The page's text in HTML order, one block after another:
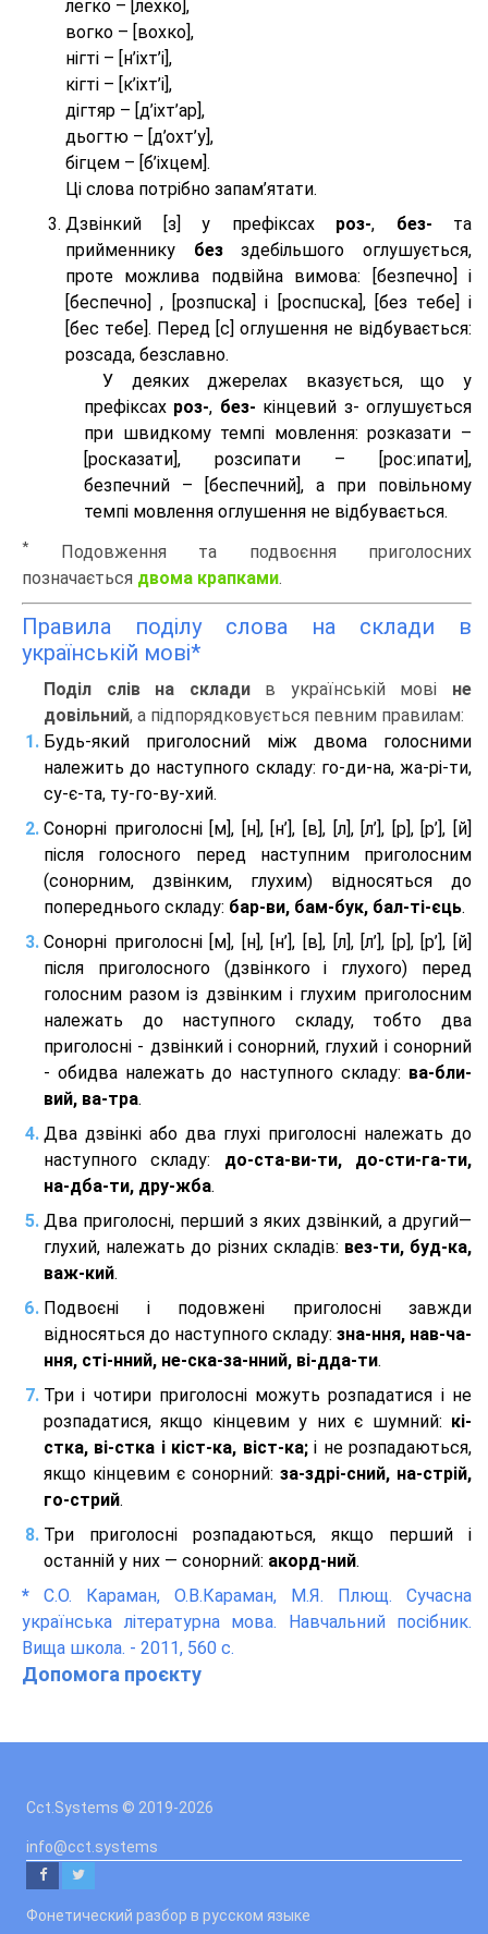
легко – [лехко],
вогко – [вохко],
нігті – [н’іхт’і],
кігті – [к’іхт’і],
дігтяр – [д’іхт’ар],
дьогтю – [д’охт’у],
бігцем – [б’іхцем].
Ці слова потрібно запам’ятати.
Дзвінкий [з] у префіксах роз-, без- та
прийменнику безздебільшого оглушується,
проте можлива подвійна вимова: [безпeчно] і
[беспeчно] , [розпuска] і [роспuска], [без тeбе] і
[бес тeбе]. Перед [с] оглушення не відбувається:
розсада, безславно.
У деяких джерелах вказується, що у
префіксах роз-, без- кінцевий з- оглушується
при швидкому темпі мовлення: розказати –
[росказати], розсипати – [роc:ипати],
безпечний – [беспечний], а при повільному
темпі мовлення оглушення не відбувається.
*
Подовження та подвоєння приголосних
позначається двома крапками.
Правила поділу слова на склади в
українській мові*
Поділ слів на складив українській мові не
довільний, а підпорядковується певним правилам:
Будь-який приголосний між двома голосними
належить до наступного складу: го-ди-на, жа-рі-ти,
су-є-та, ту-го-ву-хий.
Сонорні приголосні [м], [н], [н’], [в], [л], [л’], [р], [р’], [й]
після голосного перед наступним приголосним
(сонорним, дзвінким, глухим) відносяться до
попереднього складу: бар-ви, бам-бук, бал-ті-єць.
Сонорні приголосні [м], [н], [н’], [в], [л], [л’], [р], [р’], [й]
після приголосного (дзвінкого і глухого) перед
голосним разом із дзвінким і глухим приголосним
належать до наступного складу, тобто два
приголосні - дзвінкий і сонорний, глухий і сонорний
- обидва належать до наступного складу: ва-бли-
вий, ва-тра.
Два дзвінкі або два глухі приголосні належать до
наступного складу: до-ста-ви-ти, до-сти-га-ти,
на-дба-ти, дру-жба.
Два приголосні, перший з яких дзвінкий, а другий—
глухий, належать до різних складів: вез-ти, буд-ка,
важ-кий.
Подвоєні і подовжені приголосні завжди
відносяться до наступного складу: зна-ння, нав-ча-
ння, сті-нний, не-ска-за-нний, ві-дда-ти.
Три і чотири приголосні можуть розпадатися і не
розпадатися, якщо кінцевим у них є шумний: кі-
стка, ві-стка і кіст-ка, віст-ка;і не розпадаються,
якщо кінцевим є сонорний: за-здрі-сний, на-стрій,
го-стрий.
Три приголосні розпадаються, якщо перший і
останній у них — сонорний: акорд-ний.
* С.О. Караман, О.В.Караман, М.Я. Плющ. Сучасна
українська літературна мова. Навчальний посібник.
Вища школа. - 2011, 560 с.
Допомога проєкту
Cct.Systems © 2019-2026
info@cct.systems
Фонетический разбор в русском языке